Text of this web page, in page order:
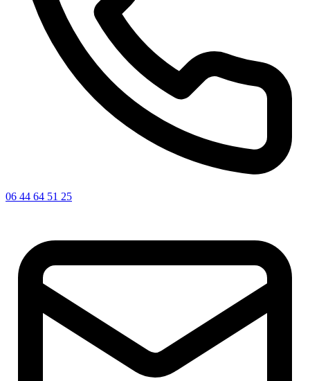
06 44 64 51 25